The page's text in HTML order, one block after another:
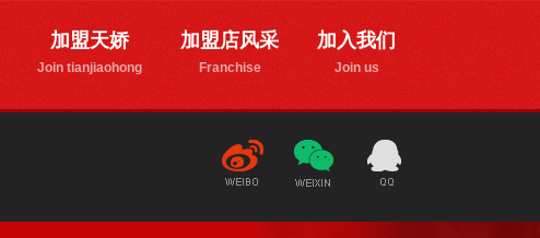
加盟天娇
Join tianjiaohong
加盟店风采
Franchise
加入我们
Join us
新